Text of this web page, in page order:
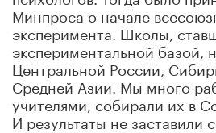
Минпроса о начале
эксперимента. Школы,
экспериментальной базой,
Центральной России,
Средней Азии. Мы много
учителями, собирали их в
И результаты не заставили